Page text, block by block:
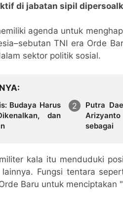
di jabatan sipil
agenda untuk
TNI era Orde
sektor politik sosial.
Budaya Harus
dan
Putra
sebagai
kala itu menduduki
Fungsi tentara
Baru untuk